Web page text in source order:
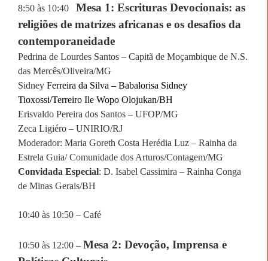
8:50 às 10:40
Mesa 1: Escrituras Devocionais: as
religiões de matrizes africanas e os desafios da
contemporaneidade
Pedrina de Lourdes Santos – Capitã de Moçambique de N.S.
das Mercês/Oliveira/MG
Sidney Ferreira da Silva – Babalorisa Sidney
Tioxossi/Terreiro Ile Wopo Olojukan/BH
Erisvaldo Pereira dos Santos – UFOP/MG
Zeca Ligiéro – UNIRIO/RJ
Moderador: Maria Goreth Costa Herédia Luz – Rainha da
Estrela Guia/ Comunidade dos Arturos/Contagem/MG
Convidada Especial: D. Isabel Cassimira – Rainha Conga
de Minas Gerais/BH
10:40 às 10:50 – Café
10:50 às 12:00 – Mesa 2: Devoção, Imprensa e